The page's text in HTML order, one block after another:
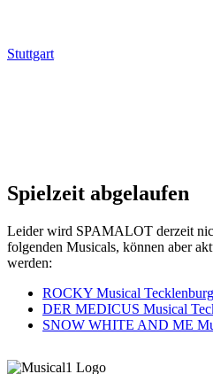
Stuttgart
Spielzeit abgelaufen
Leider wird SPAMALOT derzeit
folgenden Musicals, können aber
werden:
ROCKY Musical Tecklenburg
DER MEDICUS Musical
SNOW WHITE AND ME